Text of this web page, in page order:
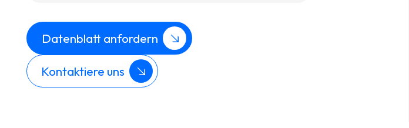
Datenblatt anfordern
Kontaktiere uns